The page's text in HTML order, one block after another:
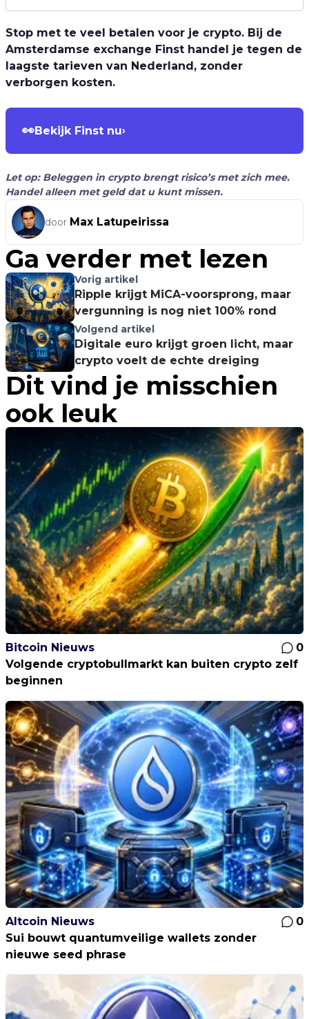
Stop met te veel betalen voor je crypto. Bij de
Amsterdamse exchange Finst handel je tegen de
laagste tarieven van Nederland, zonder
verborgen kosten.
👀Bekijk Finst nu›
Let op: Beleggen in crypto brengt risico’s met zich mee.
Handel alleen met geld dat u kunt missen.
door Max Latupeirissa
Ga verder met lezen
Vorig artikel
Ripple krijgt MiCA-voorsprong, maar
vergunning is nog niet 100% rond
Volgend artikel
Digitale euro krijgt groen licht, maar
crypto voelt de echte dreiging
Dit vind je misschien
ook leuk
Bitcoin Nieuws
0
Volgende cryptobullmarkt kan buiten crypto zelf
beginnen
Altcoin Nieuws
0
Sui bouwt quantumveilige wallets zonder
nieuwe seed phrase